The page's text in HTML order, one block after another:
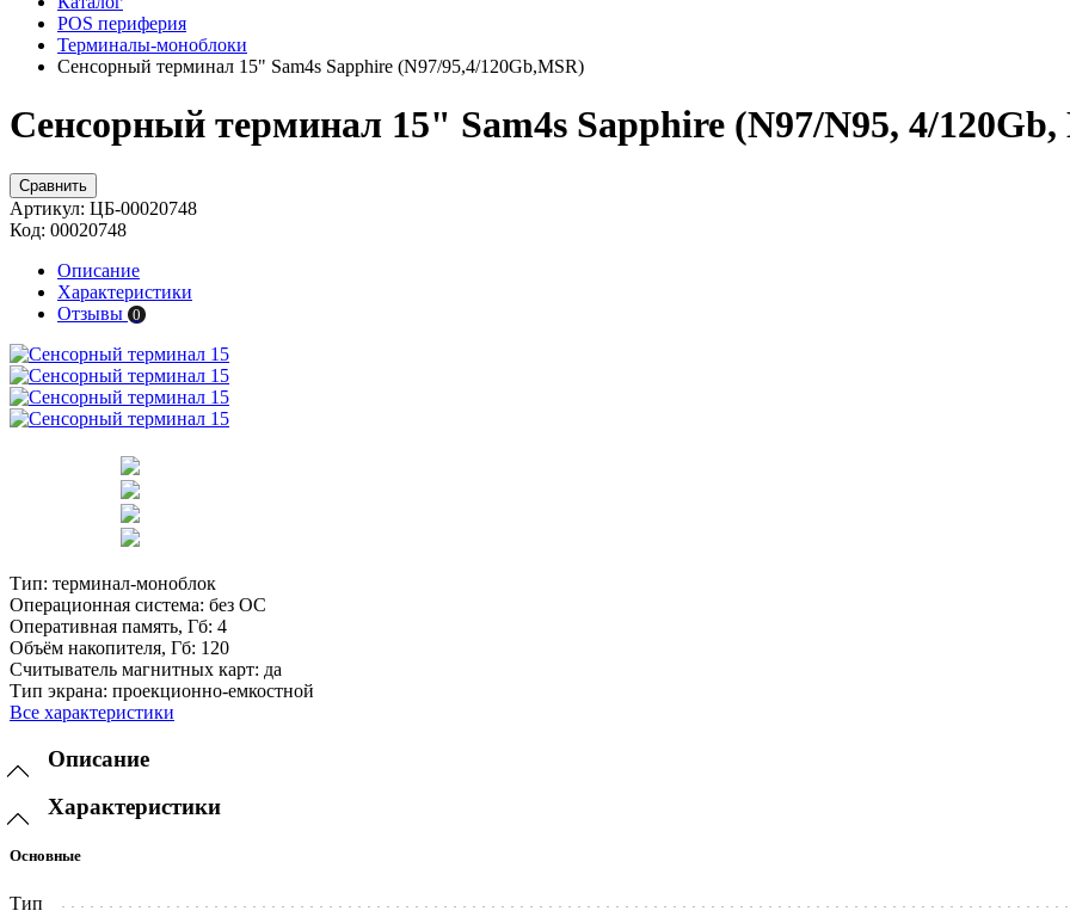
POS периферия
Терминалы-моноблоки
Сенсорный терминал 15" Sam4s Sapphire (N97/95,4/120Gb,MSR)
Сенсорный терминал 15" Sam4s Sapphire (N97/N95, 4/
Сравнить
Артикул: ЦБ-00020748
Код: 00020748
Описание
Характеристики
Отзывы 0
Тип: терминал-моноблок
Операционная система: без ОС
Оперативная память, Гб: 4
Объём накопителя, Гб: 120
Считыватель магнитных карт: да
Тип экрана: проекционно-емкостной
Все характеристики
Описание
Характеристики
Основные
Тип